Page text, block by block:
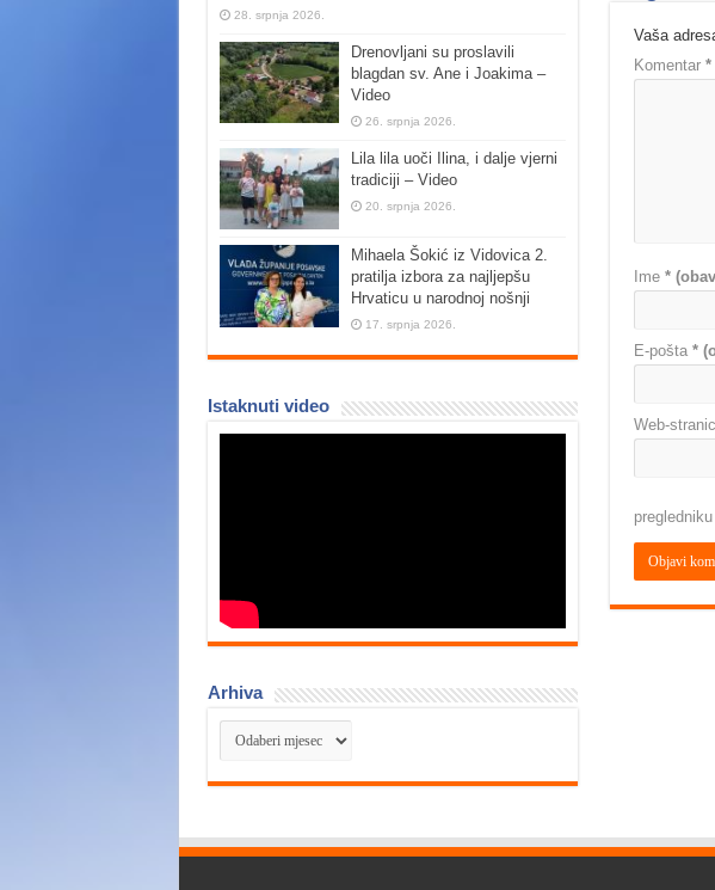
Vaša
Komentar *
Ime *
E-pošta *
Web-
28. srpnja 2026.
Drenovljani su proslavili
blagdan sv. Ane i Joakima –
Video
26. srpnja 2026.
Lila lila uoči Ilina, i dalje vjerni
tradiciji – Video
20. srpnja 2026.
Mihaela Šokić iz Vidovica 2.
pratilja izbora za najljepšu
Hrvaticu u narodnoj nošnji
17. srpnja 2026.
Istaknuti video
Arhiva
Arhiva